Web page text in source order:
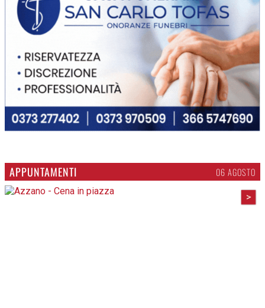
APPUNTAMENTI 06 AGOSTO
>